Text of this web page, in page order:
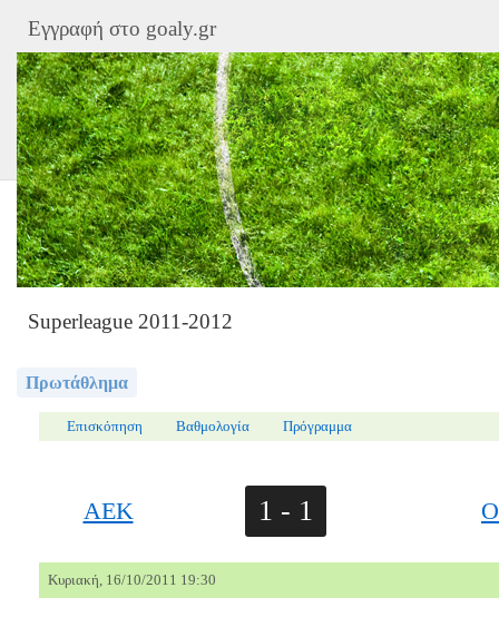
Εγγραφή στο goaly.gr
Superleague 2011-2012
Πρωτάθλημα
Επισκόπηση Βαθμολογία Πρόγραμμα
ΑΕΚ 1 - 1
Κυριακή, 16/10/2011 19:30